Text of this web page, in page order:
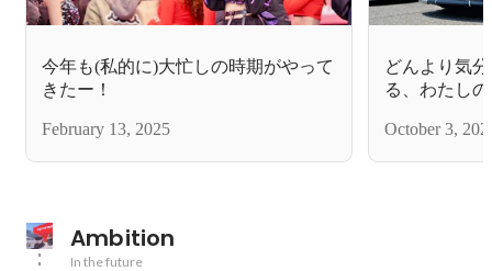
今年も(私的に)大忙しの時期がやって
きたー！
February 13, 2025
どんより気
る、わたし
October 3,
Ambition
In the future